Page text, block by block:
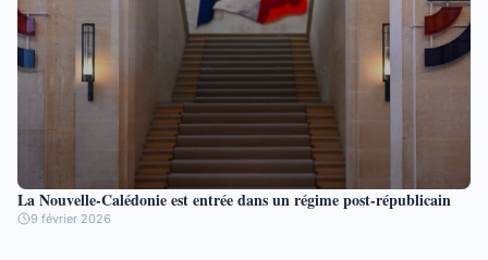
La Nouvelle-Calédonie est entrée dans un régime post-républicain
9 février 2026